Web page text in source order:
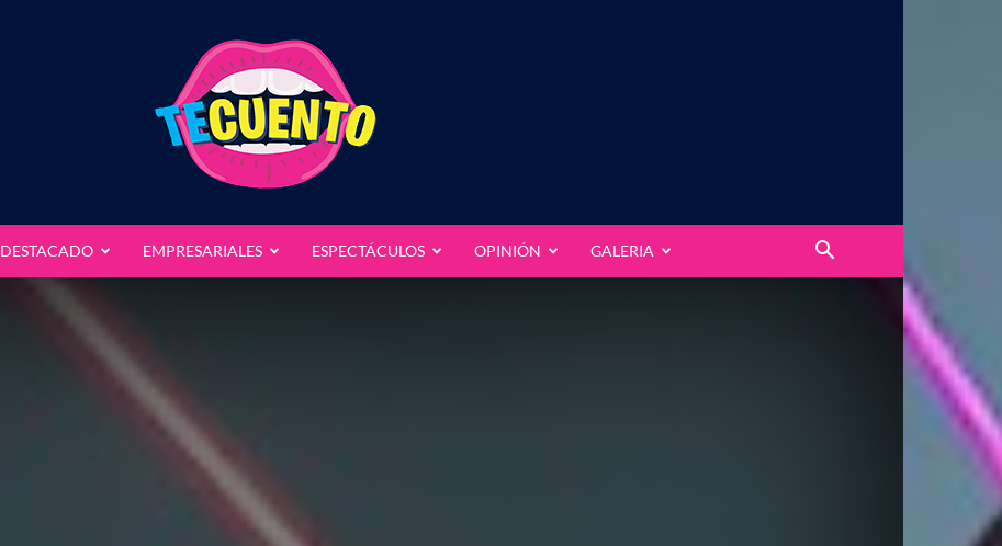
DESTACADO EMPRESARIALES ESPECTÁCULOS OPINIÓN GALERIA